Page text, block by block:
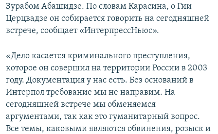
МИР
ГОЛОСА
ЧИТАЕМ ПРЕССУ
Все сайты РСЕ/РС
Зурабом Абашидзе. По словам Карасина, о Гии
Церцвадзе он собирается говорить на сегодняшней
встрече, сообщает «ИнтерпрессНьюс».
«Дело касается криминального преступления,
которое он совершил на территории России в 2003
году. Документация у нас есть. Без оснований в
Интерпол требование мы не направим. На
сегодняшней встрече мы обменяемся
аргументами, так как это гуманитарный вопрос.
Все темы, каковыми являются обвинения, розыск и